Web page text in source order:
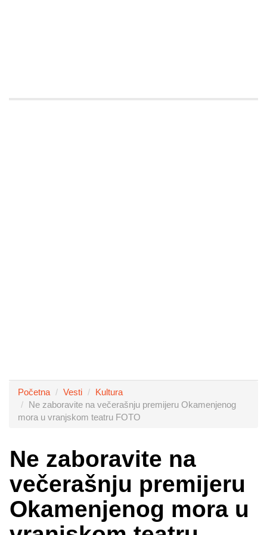
Početna Vesti
Kultura
Ne zaboravite na večerašnju premijeru Okamenjenog
mora u vranjskom teatru FOTO
Ne zaboravite na
večerašnju premijeru
Okamenjenog mora u